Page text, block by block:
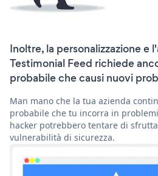
Inoltre, la personalizzazione e
Testimonial Feed richiede
probabile che causi nuovi
Man mano che la tua azienda
probabile che tu incorra in
hacker potrebbero tentare di
vulnerabilità di sicurezza.